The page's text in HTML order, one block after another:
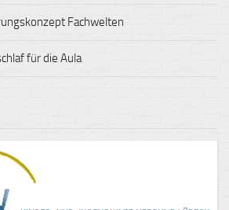
Fachwelten
für die Aula